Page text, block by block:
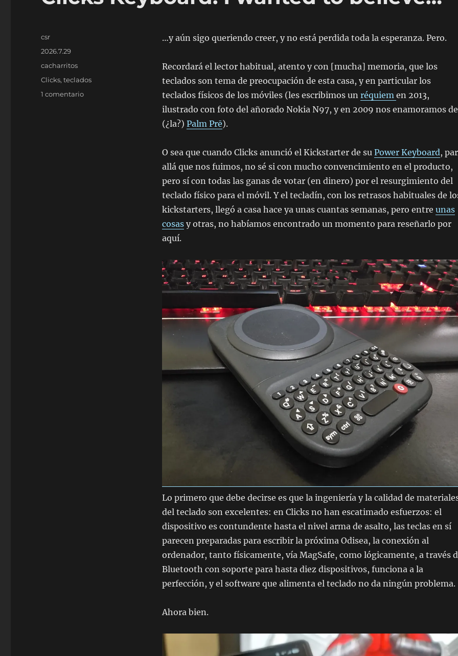
…y aún sigo queriendo creer, y no está perdida toda la esperanza. Pero.
Recordará el lector habitual, atento y con [mucha] memoria, que los
teclados son tema de preocupación de esta casa, y en particular los
teclados físicos de los móviles (les escribimos un réquiem en 2013,
ilustrado con foto del añorado Nokia N97, y en 2009 nos enamoramos
(¿la?) Palm Prē).
O sea que cuando Clicks anunció el Kickstarter de su Power Keyboard,
allá que nos fuimos, no sé si con mucho convencimiento en el producto,
pero sí con todas las ganas de votar (en dinero) por el resurgimiento del
teclado físico para el móvil. Y el tecladín, con los retrasos habituales de
kickstarters, llegó a casa hace ya unas cuantas semanas, pero entre unas
cosasy otras, no habíamos encontrado un momento para reseñarlo por
aquí.
Lo primero que debe decirse es que la ingeniería y la calidad de
del teclado son excelentes: en Clicks no han escatimado esfuerzos: el
dispositivo es contundente hasta el nivel arma de asalto, las teclas en sí
parecen preparadas para escribir la próxima Odisea, la conexión al
ordenador, tanto físicamente, vía MagSafe, como lógicamente, a través
Bluetooth con soporte para hasta diez dispositivos, funciona a la
perfección, y el software que alimenta el teclado no da ningún problema.
Ahora bien.
Autor
csr
Publicado
2026.7.29
Categorías
cacharritos
Etiquetas
Clicks,teclados
1 comentarioen